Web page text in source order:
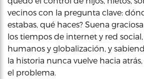
vecinos con la pregunta clave:
estabas, qué haces? Suena
los tiempos de internet y red
humanos y globalización, y
la historia nunca vuelve hacia
el problema.